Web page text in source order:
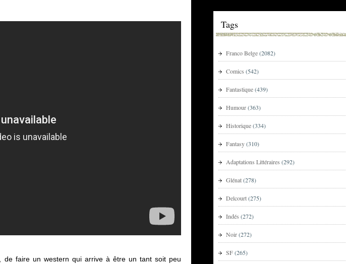
de faire un western qui arrive à être un tant soit peu
Tags
Franco Belge(2082)
Comics (542)
Fantastique(439)
Humour(363)
Historique(334)
Fantasy(310)
Adaptations Littéraires (292)
Glénat(278)
Delcourt(275)
Indés (272)
Noir(272)
SF(265)